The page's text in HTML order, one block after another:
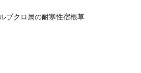
ブクロ属の耐寒性宿根草